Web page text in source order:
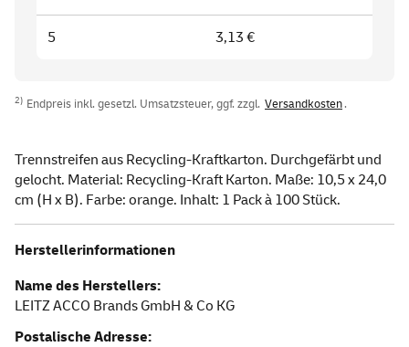
5 3,13 €
2) Endpreis inkl. gesetzl. Umsatzsteuer, ggf. zzgl. Versandkosten.
Trennstreifen aus Recycling-Kraftkarton. Durchgefärbt und
gelocht. Material: Recycling-Kraft Karton. Maße: 10,5 x 24,0
cm (H x B). Farbe: orange. Inhalt: 1 Pack à 100 Stück.
Herstellerinformationen
Name des Herstellers:
LEITZ ACCO Brands GmbH & Co KG
Postalische Adresse: